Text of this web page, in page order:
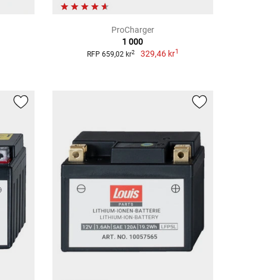
ProCharger
1 000
RFP 659,02 kr2 329,46 kr1